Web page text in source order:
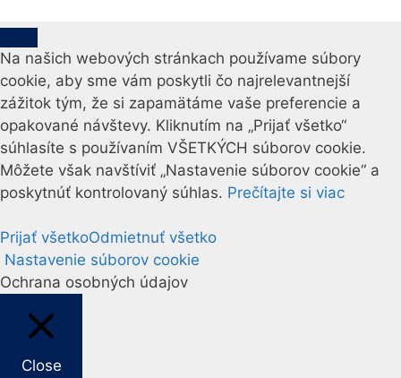
Close
Na našich webových stránkach používame súbory
cookie, aby sme vám poskytli čo najrelevantnejší
zážitok tým, že si zapamätáme vaše preferencie a
opakované návštevy. Kliknutím na „Prijať všetko“
súhlasíte s používaním VŠETKÝCH súborov cookie.
Môžete však navštíviť „Nastavenie súborov cookie“ a
poskytnúť kontrolovaný súhlas. Prečítajte si viac
Prijať všetkoOdmietnuť všetko
Nastavenie súborov cookie
Ochrana osobných údajov
Close